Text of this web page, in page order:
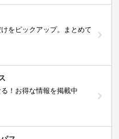
をピックアップ。まとめて
！お得な情報を掲載中